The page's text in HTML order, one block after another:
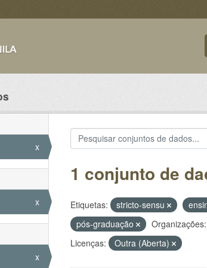
x
x
x
1 conjunto de
Etiquetas: stricto-sensu
pós-graduação
Organizações:
Licenças:
Outra (Aberta)